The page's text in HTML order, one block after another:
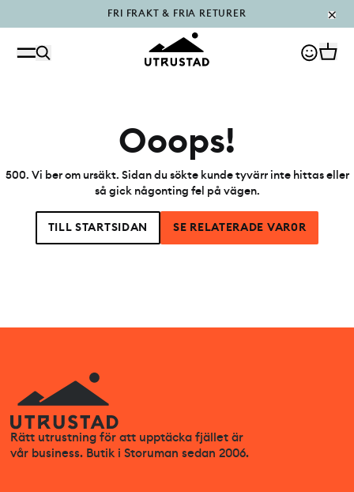
PÅFYLLT I OUTLET
Ooops!
500. Vi ber om ursäkt. Sidan du sökte kunde tyvärr inte hittas eller
så gick någonting fel på vägen.
TILL STARTSIDAN SE RELATERADE VAR0R
Rätt utrustning för att upptäcka fjället är
vår business. Butik i Storuman sedan 2006.